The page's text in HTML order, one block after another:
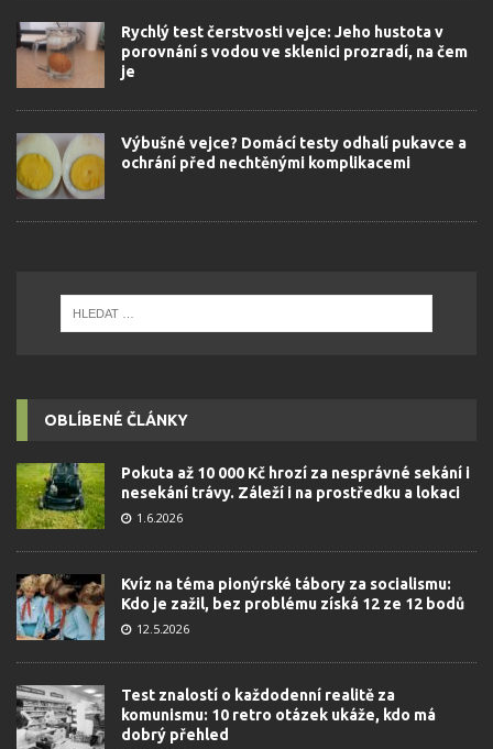
Rychlý test čerstvosti vejce: Jeho hustota v
porovnání s vodou ve sklenici prozradí, na čem
je
Výbušné vejce? Domácí testy odhalí pukavce a
ochrání před nechtěnými komplikacemi
OBLÍBENÉ ČLÁNKY
Pokuta až 10 000 Kč hrozí za nesprávné sekání i
nesekání trávy. Záleží i na prostředku a lokaci
1.6.2026
Kvíz na téma pionýrské tábory za socialismu:
Kdo je zažil, bez problému získá 12 ze 12 bodů
12.5.2026
Test znalostí o každodenní realitě za
komunismu: 10 retro otázek ukáže, kdo má
dobrý přehled